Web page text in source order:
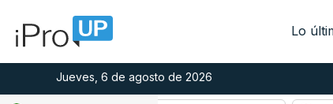
Lo
Jueves, 6 de agosto de 2026